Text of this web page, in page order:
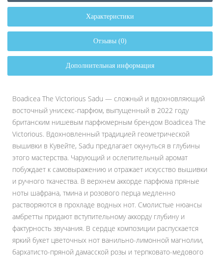
Характеристики
Отзывы (0)
Дополнительная информация
Boadicea The Victorious Sadu — сложный и вдохновляющий
восточный унисекс-парфюм, выпущенный в 2022 году
британским нишевым парфюмерным брендом Boadicea The
Victorious. Вдохновленный традицией геометрической
вышивки в Кувейте, Sadu предлагает окунуться в глубины
этого мастерства. Чарующий и ослепительный аромат
побуждает к самовыражению и отражает искусство вышивки
и ручного ткачества. В верхнем аккорде парфюма пряные
ноты шафрана, тмина и розового перца медленно
растворяются в прохладе водных нот. Смолистые нюансы
амбретты придают вступительному аккорду глубину и
фактурность звучания. В сердце композиции распускается
яркий букет цветочных нот ванильно-лимонной магнолии,
бархатисто-пряной дамасской розы и терпковато-медового